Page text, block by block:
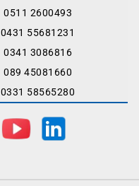
0511 2600493
0431 55681231
0341 3086816
089 45081660
0331 58565280